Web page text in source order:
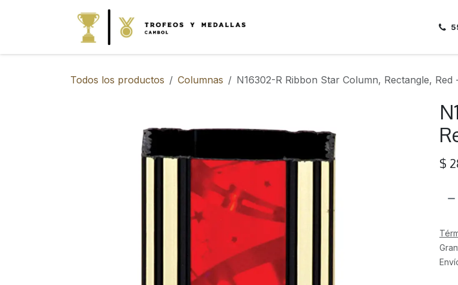
Todos los productos Columnas N16302-R Ribbon Star Column, Rectangle, Red
$